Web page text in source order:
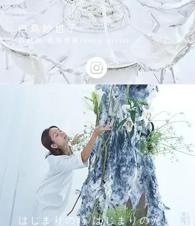
白鳥紗也子
祈結師/造形作家/rope artist
はじまりの時/はじまりの光